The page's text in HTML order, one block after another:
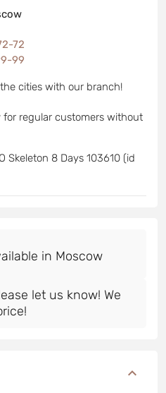
72
99
cities with our branch!
regular customers without
Skeleton 8 Days 103610 (id
let us know! We